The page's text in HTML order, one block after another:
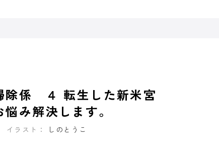
除係 ４ 転生した新米宮
み解決します。
イラスト： しのとうこ